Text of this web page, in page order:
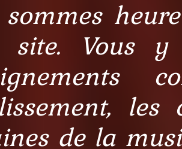
sommes
site. Vous y
les
de la